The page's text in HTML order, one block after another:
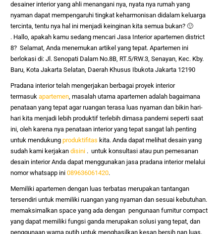
desainer interior yang ahli menangani nya, nyata nya rumah yang
nyaman dapat mempengaruhi tingkat keharmonisan didalam keluarga
tercinta, tentu nya hal ini menjadi keinginan kita semua bukan? 🙂
. Hallo, apakah kamu sedang mencariJasa Interior apartemen district
8? Selamat, Anda menemukan artikel yang tepat. Apartemen ini
berlokasi di:Jl. Senopati Dalam No.8B, RT.5/RW.3, Senayan, Kec. Kby.
Baru, Kota Jakarta Selatan, Daerah Khusus Ibukota Jakarta 12190
Pradana interior telah mengerjakan berbagai proyek interior
termasukapartemen, masalah utama apartemen adalah bagaimana
penataan yang tepat agar ruangan terasa luas nyaman dan bikin hari-
hari kita menjadi lebih produktif terlebih dimasa pandemi seperti saat
ini, oleh karena nya penataan interior yang tepat sangat lah penting
untuk mendukungproduktifitas kita. Anda dapat melihat desain yang
sudah kami kerjakandisini . untuk konsultasi atau pun pemesanan
desain interior Anda dapat menggunakan jasa pradana interior melalui
nomor whatsapp ini089636061420.
Memiliki apartemen dengan luas terbatas merupakan tantangan
tersendiri untuk memiliki ruangan yang nyaman dan sesuai kebutuhan.
memaksimalkan space yang ada dengan pengunaan furnitur compact
yang dapat memiliki fungsi ganda merupakan solusi yang tepat, dan
penggunaan warna putih untuk menghasilkan kesan bersih nan luas.